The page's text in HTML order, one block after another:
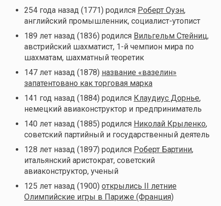
254 года назад (1771) родился Роберт Оуэн,
английский промышленник, социалист-утопист
189 лет назад (1836) родился Вильгельм Стейниц,
австрийский шахматист, 1-й чемпион мира по
шахматам, шахматный теоретик
147 лет назад (1878) название «вазелин»
запатентовано как торговая марка
141 год назад (1884) родился Клаудиус Дорнье,
немецкий авиаконструктор и предприниматель
140 лет назад (1885) родился Николай Крыленко,
советский партийный и государственный деятель
128 лет назад (1897) родился Роберт Бартини,
итальянский аристократ, советский
авиаконструктор, ученый
125 лет назад (1900) открылись II летние
Олимпийские игры в Париже (Франция)